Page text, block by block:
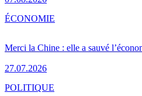
Merci la Chine : elle a sauvé
27.07.2026
ÉCONOMIE
POLITIQUE